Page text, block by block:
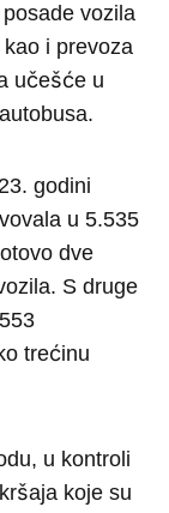
vozila
i prevoza
učešće u
godini
u 5.535
dve
S druge
trećinu
u kontroli
koje su